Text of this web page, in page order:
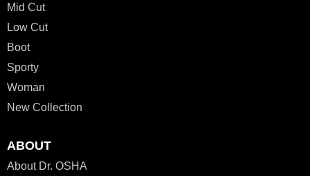
Mid Cut
Low Cut
Boot
Sporty
Woman
New Collection
ABOUT
About Dr. OSHA